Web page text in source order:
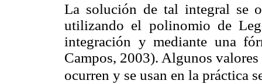
La solución de tal integral se
utilizando el polinomio de
integración y mediante una
Campos, 2003). Algunos valores
ocurren y se usan en la práctica